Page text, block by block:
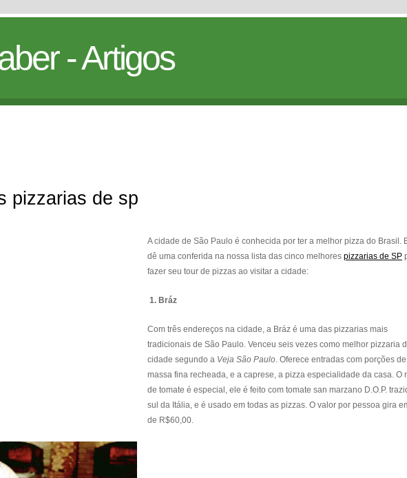
- Artigos
pizzarias de sp
A cidade de São Paulo é conhecida por ter a melhor pizza do Brasil.
dê uma conferida na nossa lista das cinco melhores pizzarias de SP
fazer seu tour de pizzas ao visitar a cidade:
1. Bráz
Com três endereços na cidade, a Bráz é uma das pizzarias mais
tradicionais de São Paulo. Venceu seis vezes como melhor pizzaria
cidade segundo a Veja São Paulo. Oferece entradas com porções de
massa fina recheada, e a caprese, a pizza especialidade da casa. O
de tomate é especial, ele é feito com tomate san marzano D.O.P.
sul da Itália, e é usado em todas as pizzas. O valor por pessoa gira
de R$60,00.